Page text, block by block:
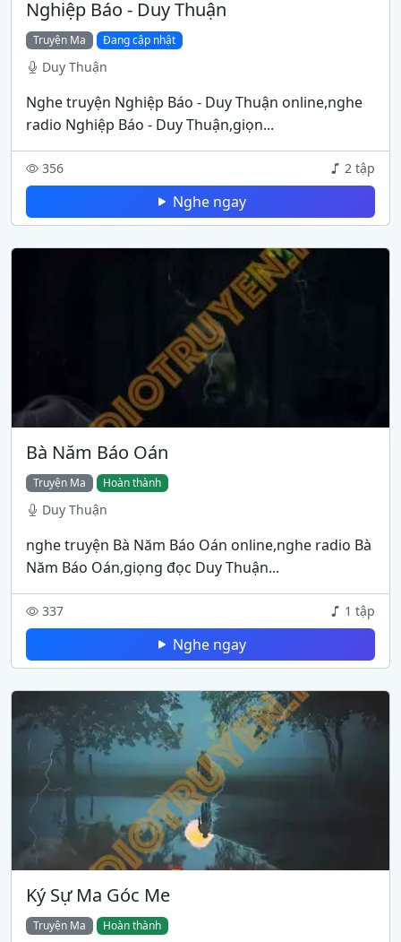
Nghiệp Báo - Duy Thuận
Truyện Ma Đang cập nhật
Duy Thuận
Nghe truyện Nghiệp Báo - Duy Thuận online,nghe
radio Nghiệp Báo - Duy Thuận,giọn...
356 2 tập
Nghe ngay
Bà Năm Báo Oán
Truyện Ma Hoàn thành
Duy Thuận
nghe truyện Bà Năm Báo Oán online,nghe radio Bà
Năm Báo Oán,giọng đọc Duy Thuận...
337 1 tập
Nghe ngay
Ký Sự Ma Góc Me
Truyện Ma Hoàn thành